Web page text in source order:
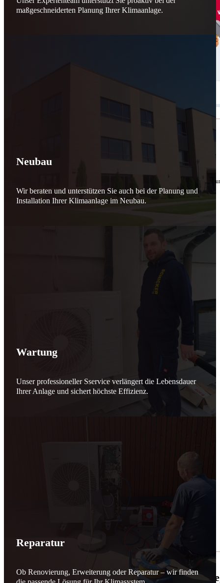
10. Februar 2026
für Sicherheit, Vertrauen
Effizient arbeiten. Ressourcen schonen. Zukunft sichern.
Nicht als Pflicht, sondern aus Überzeugung.
🌬️☀️ Mehr erneuerbare Energie für
maßgeschneiderten Planung Ihrer Klimaanlage.
Neubau
Wir beraten und unterstützen Sie auch bei der Planung und
Installation Ihrer Klimaanlage im Neubau.
Wartung
Unser professioneller Sservice verlängert die Lebensdauer
Ihrer Anlage und sichert höchste Effizienz.
Reparatur
Ob Renovierung, Erweiterung oder Reparatur – wir finden